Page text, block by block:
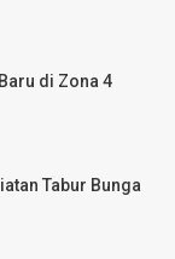
di Zona 4
Tabur Bunga